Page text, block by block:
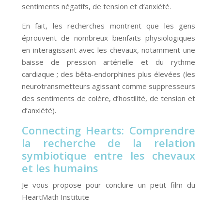
sentiments négatifs, de tension et d’anxiété.
En fait, les recherches montrent que les gens
éprouvent de nombreux bienfaits physiologiques
en interagissant avec les chevaux, notamment une
baisse de pression artérielle et du rythme
cardiaque ; des bêta-endorphines plus élevées (les
neurotransmetteurs agissant comme suppresseurs
des sentiments de colère, d’hostilité, de tension et
d’anxiété).
Connecting Hearts: Comprendre
la recherche de la relation
symbiotique entre les chevaux
et les humains
Je vous propose pour conclure un petit film du
HeartMath Institute